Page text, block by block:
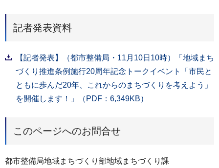
記者発表資料
【記者発表】（都市整備局・11月10日10時）「地域まち
づくり推進条例施行20周年記念トークイベント「市民と
ともに歩んだ20年、これからのまちづくりを考えよう」
を開催します！」（PDF：6,349KB）
このページへのお問合せ
都市整備局地域まちづくり部地域まちづくり課